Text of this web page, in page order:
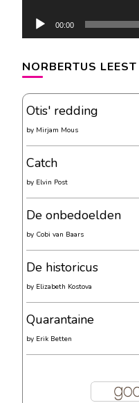
00:00
NORBERTUS LEEST
Otis' redding
by Mirjam Mous
Catch
by Elvin Post
De onbedoelden
by Cobi van Baars
De historicus
by Elizabeth Kostova
Quarantaine
by Erik Betten